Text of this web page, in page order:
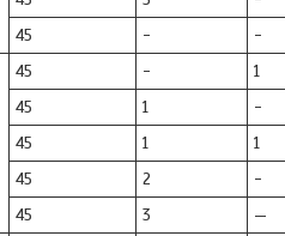
45 - -
45 - 1
45 1 -
45 1 1
45 2 -
45 3 —